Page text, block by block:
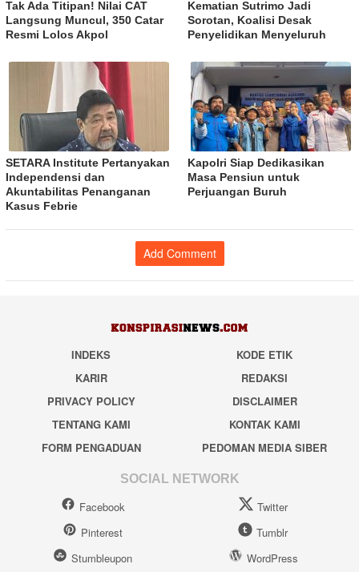
Tak Ada Titipan! Nilai CAT
Langsung Muncul, 350 Catar
Resmi Lolos Akpol
Kematian Sutrimo Jadi
Sorotan, Koalisi Desak
Penyelidikan Menyeluruh
SETARA Institute Pertanyakan
Independensi dan
Akuntabilitas Penanganan
Kasus Febrie
Kapolri Siap Dedikasikan
Masa Pensiun untuk
Perjuangan Buruh
Add Comment
INDEKS
KODE ETIK
KARIR
REDAKSI
PRIVACY POLICY
DISCLAIMER
TENTANG KAMI
KONTAK KAMI
FORM PENGADUAN
PEDOMAN MEDIA SIBER
SOCIAL NETWORK
Facebook
Twitter
Pinterest
Tumblr
Stumbleupon
WordPress